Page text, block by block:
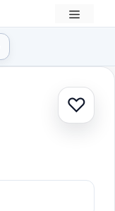
Menü
♡Zur